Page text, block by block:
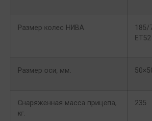
Размер колес НИВА
185/
ET52
Размер оси, мм.
Снаряженная масса прицепа,
кг.
235